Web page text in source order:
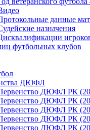
данные
назначения
футбольных клубов
ДЮФЛ
ДЮФЛ РК
ДЮФЛ РК
ДЮФЛ РК
ДЮФЛ РК
ДЮФЛ РК